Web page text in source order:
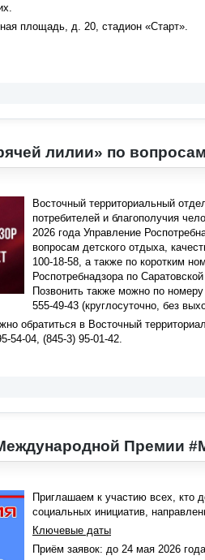
площадь, д. 20, стадион «Старт».
лилии» по
Восточный территориальный
потребителей и благополучия
2026 года Управление
вопросам детского отдыха,
100-18-58, а также по коротким
Роспотребнадзора по
Позвонить также можно по
555-49-43 (круглосуточно, без
обратиться в Восточный
54-04, (845-3) 95-01-42.
Международной Премии
Приглашаем к участию всех,
социальных инициатив,
Ключевые даты
Приём заявок: до 24 мая 2026